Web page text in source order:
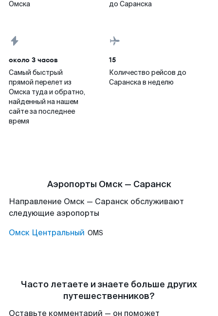
Омска
до Саранска
около 3 часов
Самый быстрый
прямой перелет из
Омска туда и обратно,
найденный на нашем
сайте за последнее
время
15
Количество рейсов до
Саранска в неделю
Аэропорты Омск — Саранск
Направление Омск — Саранск обслуживают
следующие аэропорты
Омск Центральный OMS
Часто летаете и знаете больше других
путешественников?
Оставьте комментарий — он поможет